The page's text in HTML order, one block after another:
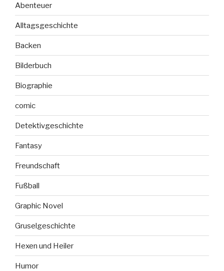
Abenteuer
Alltagsgeschichte
Backen
Bilderbuch
Biographie
comic
Detektivgeschichte
Fantasy
Freundschaft
Fußball
Graphic Novel
Gruselgeschichte
Hexen und Heiler
Humor